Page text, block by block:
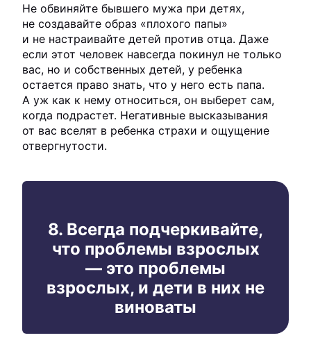
Не обвиняйте бывшего мужа при детях,
не создавайте образ «плохого папы»
и не настраивайте детей против отца. Даже
если этот человек навсегда покинул не только
вас, но и собственных детей, у ребенка
остается право знать, что у него есть папа.
А уж как к нему относиться, он выберет сам,
когда подрастет. Негативные высказывания
от вас вселят в ребенка страхи и ощущение
отвергнутости.
8. Всегда подчеркивайте,
что проблемы взрослых
— это проблемы
взрослых, и дети в них не
виноваты